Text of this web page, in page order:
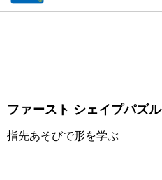
ファースト シェイプパズル
指先あそびで形を学ぶ